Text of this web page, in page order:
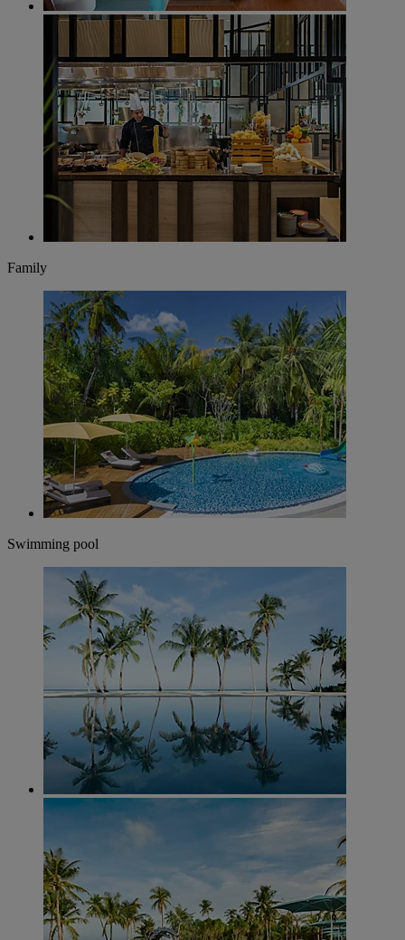
Family
Swimming pool